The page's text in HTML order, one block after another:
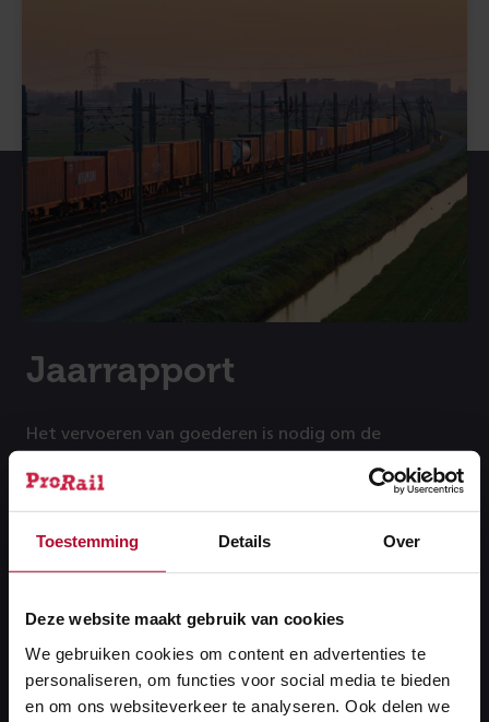
Toestemming Details Over
Deze website maakt gebruik van cookies
We gebruiken cookies om content en advertenties te
personaliseren, om functies voor social media te bieden
en om ons websiteverkeer te analyseren. Ook delen we
Jaarrapport
Het vervoeren van goederen is nodig om de
goederenvervoer over het spoor zorgt voor minder
Daarmee is spoorgoederenvervoer een duurzame
kunnen dragen.
Lees het jaarrapport
Lees
het